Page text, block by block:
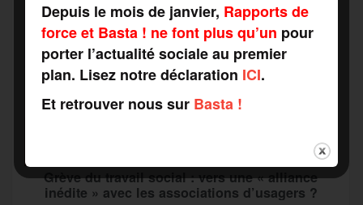
Grève du travail social : vers une « alliance
inédite » avec les associations d’usagers ?
Depuis le mois de janvier, Rapports de
force et Basta ! ne font plus qu’un pour
porter l’actualité sociale au premier
plan. Lisez notre déclaration ICI.
Et retrouver nous sur Basta !